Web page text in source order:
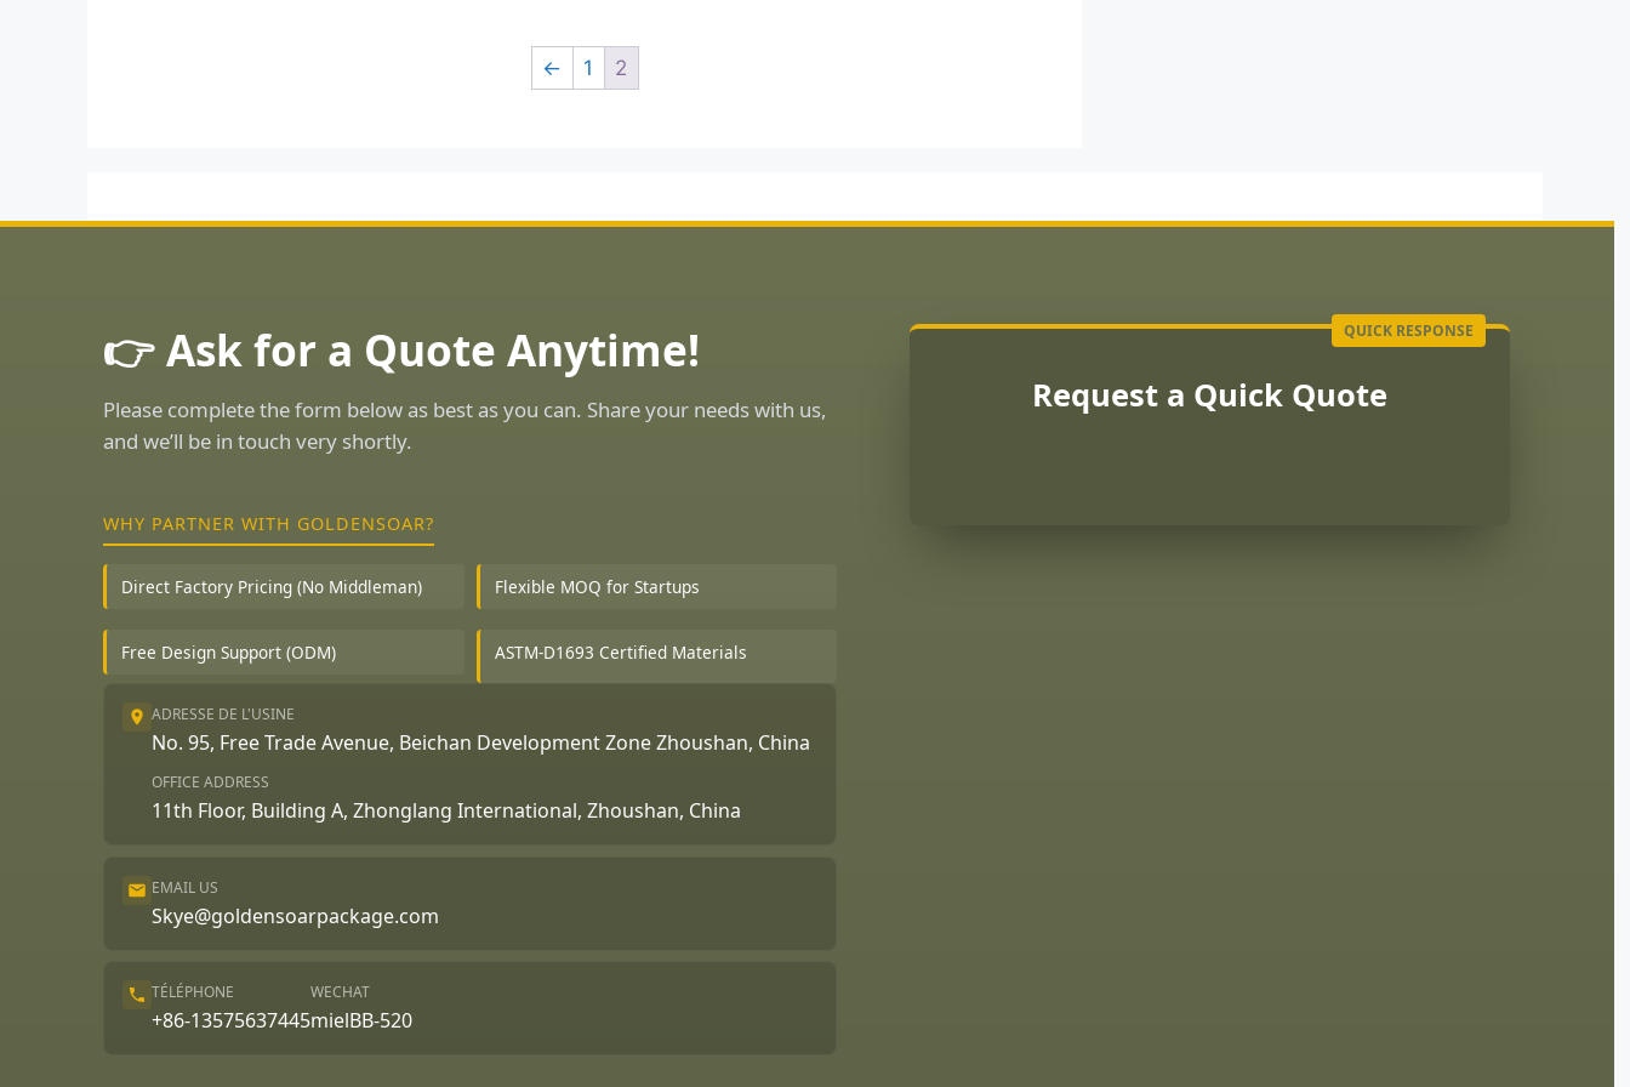
← 1 2
👉 Ask for a Quote Anytime!
Please complete the form below as best as you can. Share your needs with us,
and we’ll be in touch very shortly.
WHY PARTNER WITH GOLDENSOAR?
Direct Factory Pricing (No Middleman) Flexible MOQ for Startups
Free Design Support (ODM) ASTM-D1693 Certified Materials
ADRESSE DE L'USINE
No. 95, Free Trade Avenue, Beichan Development Zone Zhoushan, China
OFFICE ADDRESS
11th Floor, Building A, Zhonglang International, Zhoushan, China
EMAIL US
Skye@goldensoarpackage.com
TÉLÉPHONE
+86-13575637445
WECHAT
mielBB-520
Request a Quick Quote
العربية